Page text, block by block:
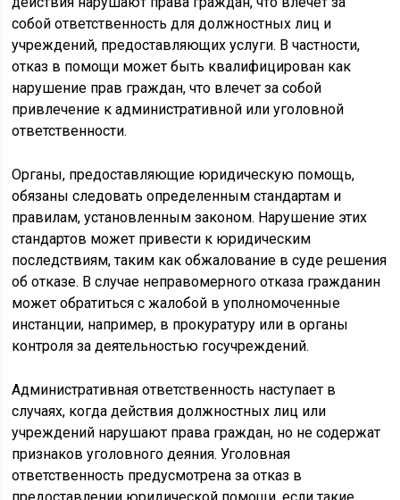
собой ответственность для должностных лиц и
учреждений, предоставляющих услуги. В частности,
отказ в помощи может быть квалифицирован как
нарушение прав граждан, что влечет за собой
привлечение к административной или уголовной
ответственности.
Органы, предоставляющие юридическую помощь,
обязаны следовать определенным стандартам и
правилам, установленным законом. Нарушение этих
стандартов может привести к юридическим
последствиям, таким как обжалование в суде решения
об отказе. В случае неправомерного отказа гражданин
может обратиться с жалобой в уполномоченные
инстанции, например, в прокуратуру или в органы
контроля за деятельностью госучреждений.
Административная ответственность наступает в
случаях, когда действия должностных лиц или
учреждений нарушают права граждан, но не содержат
признаков уголовного деяния. Уголовная
ответственность предусмотрена за отказ в